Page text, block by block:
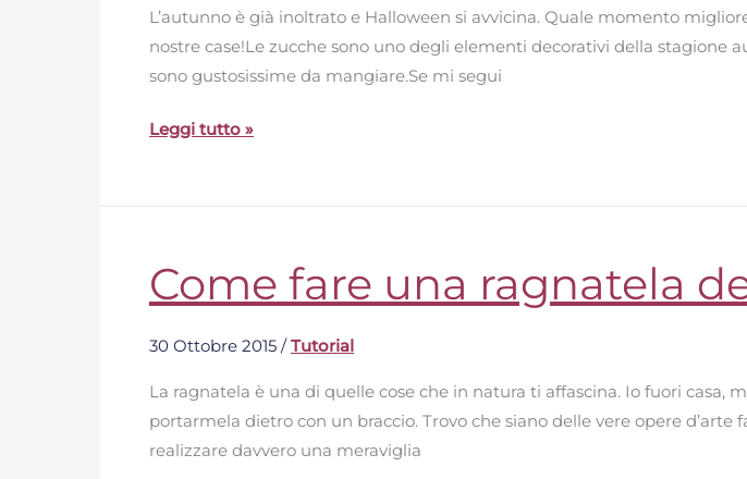
L’autunno è già inoltrato e Halloween si avvicina. Quale momento
nostre case!Le zucche sono uno degli elementi decorativi della
sono gustosissime da mangiare.Se mi segui
zucche
a
uncinetto
Leggi tutto »
Come fare una ragnatela
30 Ottobre 2015 /Tutorial
La ragnatela è una di quelle cose che in natura ti affascina. Io fuori casa,
portarmela dietro con un braccio. Trovo che siano delle vere opere
realizzare davvero una meraviglia
Come
fare
ragnatela
decorativa
per
Halloween